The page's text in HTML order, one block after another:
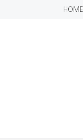
HOME